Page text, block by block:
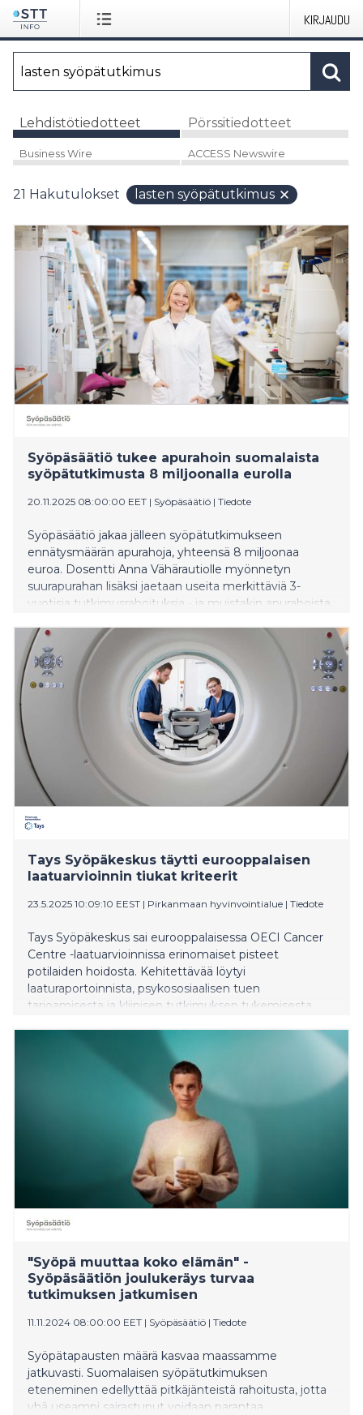
KIRJAUDU
Lehdistötiedotteet Pörssitiedotteet
Business Wire ACCESS Newswire
21 Hakutulokset lasten syöpätutkimus
Syöpäsäätiö tukee apurahoin suomalaista
syöpätutkimusta 8 miljoonalla eurolla
20.11.2025 08:00:00 EET | Syöpäsäätiö | Tiedote
Syöpäsäätiö jakaa jälleen syöpätutkimukseen
ennätysmäärän apurahoja, yhteensä 8 miljoonaa
euroa. Dosentti Anna Vähärautiolle myönnetyn
suurapurahan lisäksi jaetaan useita merkittäviä 3-
vuotisia tutkimusrahoituksia - ja muistakin apurahoista
Tays Syöpäkeskus täytti eurooppalaisen
laatuarvioinnin tiukat kriteerit
23.5.2025 10:09:10 EEST | Pirkanmaan hyvinvointialue | Tiedote
Tays Syöpäkeskus sai eurooppalaisessa OECI Cancer
Centre -laatuarvioinnissa erinomaiset pisteet
potilaiden hoidosta. Kehitettävää löytyi
laaturaportoinnista, psykososiaalisen tuen
tarjoamisesta ja kliinisen tutkimuksen tukemisesta.
"Syöpä muuttaa koko elämän" -
Syöpäsäätiön joulukeräys turvaa
tutkimuksen jatkumisen
11.11.2024 08:00:00 EET | Syöpäsäätiö | Tiedote
Syöpätapausten määrä kasvaa maassamme
jatkuvasti. Suomalaisen syöpätutkimuksen
eteneminen edellyttää pitkäjänteistä rahoitusta, jotta
yhä useampi sairastunut voidaan parantaa.